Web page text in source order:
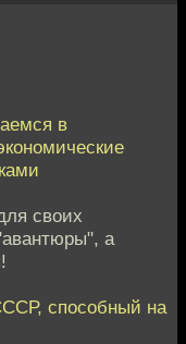
в
своих
а
способный на